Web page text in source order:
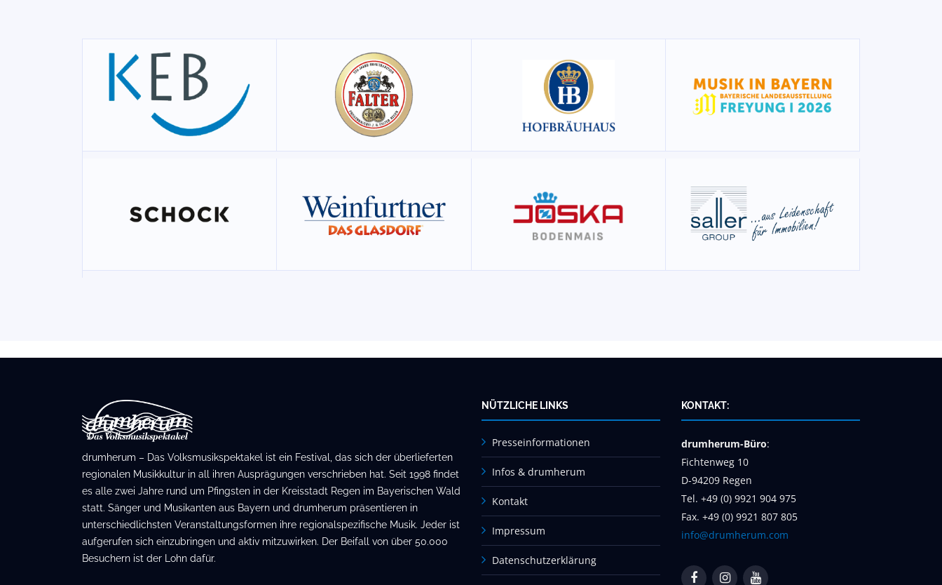
drumherum – Das Volksmusikspektakel ist ein Festival, das sich der überlieferten
regionalen Musikkultur in all ihren Ausprägungen verschrieben hat. Seit 1998 findet
es alle zwei Jahre rund um Pfingsten in der Kreisstadt Regen im Bayerischen Wald
statt. Sänger und Musikanten aus Bayern und drumherum präsentieren in
unterschiedlichsten Veranstaltungsformen ihre regionalspezifische Musik. Jeder ist
aufgerufen sich einzubringen und aktiv mitzuwirken. Der Beifall von über 50.000
Besuchern ist der Lohn dafür.
NÜTZLICHE LINKS
Presseinformationen
Infos & drumherum
Kontakt
Impressum
Datenschutzerklärung
KONTAKT:
drumherum-Büro:
Fichtenweg 10
D-94209 Regen
Tel. +49 (0) 9921 904 975
Fax. +49 (0) 9921 807 805
info@drumherum.com